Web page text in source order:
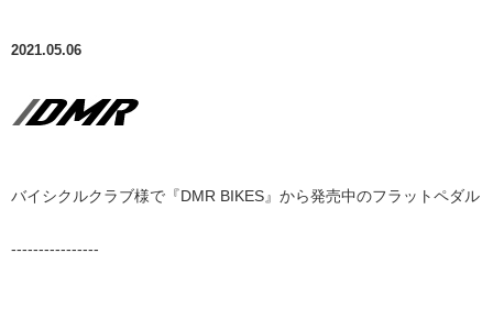
2021.05.06
バイシクルクラブ様で『DMR BIKES』から発売中のフラットペダル
----------------